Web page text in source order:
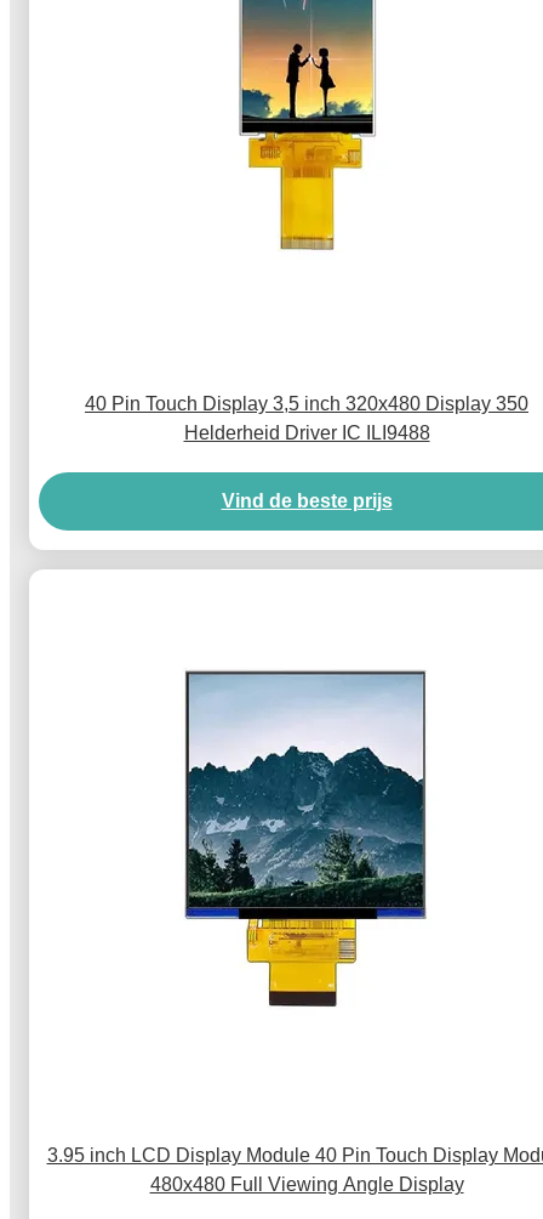
40 Pin Touch Display 3,5 inch 320x480 Display 350
Helderheid Driver IC ILI9488
Vind de beste prijs
3.95 inch LCD Display Module 40 Pin Touch Display
480x480 Full Viewing Angle Display